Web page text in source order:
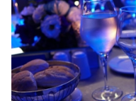
forskjellsbehandling av